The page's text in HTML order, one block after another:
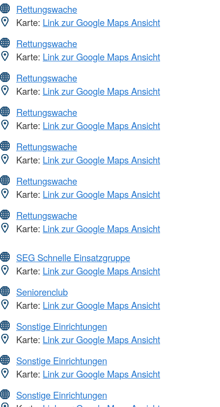
Rettungswache
Karte: Link zur Google Maps Ansicht
Rettungswache
Karte: Link zur Google Maps Ansicht
Rettungswache
Karte: Link zur Google Maps Ansicht
Rettungswache
Karte: Link zur Google Maps Ansicht
Rettungswache
Karte: Link zur Google Maps Ansicht
Rettungswache
Karte: Link zur Google Maps Ansicht
Rettungswache
Karte: Link zur Google Maps Ansicht
SEG Schnelle Einsatzgruppe
Karte: Link zur Google Maps Ansicht
Seniorenclub
Karte: Link zur Google Maps Ansicht
Sonstige Einrichtungen
Karte: Link zur Google Maps Ansicht
Sonstige Einrichtungen
Karte: Link zur Google Maps Ansicht
Sonstige Einrichtungen